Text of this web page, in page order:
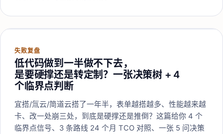
失败复盘
低代码做到一半做不下去，
是要硬撑还是转定制？一张决策树 + 4
个临界点判断
宜搭/氚云/简道云搭了一年半，表单越搭越多、性能越来越
卡、改一处崩三处，到底是硬撑还是推倒？这篇给你 4 个
临界点信号、3 条路线 24 个月 TCO 对照、一张 5 问决策